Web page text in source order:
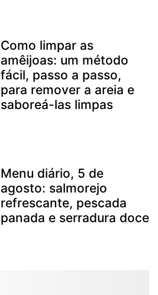
Como limpar as
amêijoas: um método
fácil, passo a passo,
para remover a areia e
saboreá-las limpas
Menu diário, 5 de
agosto: salmorejo
refrescante, pescada
panada e serradura doce